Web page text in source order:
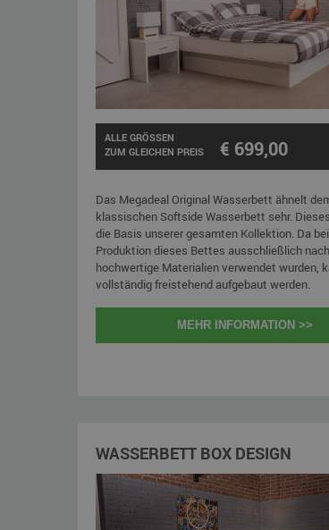
ALLE GRÖSSEN
ZUM GLEICHEN PREIS
€ 699,00
Das Megadeal Original Wasserbett ähnelt
klassischen Softside Wasserbett sehr.
die Basis unserer gesamten Kollektion. Da
Produktion dieses Bettes ausschließlich
hochwertige Materialien verwendet wurden,
vollständig freistehend aufgebaut werden.
MEHR INFORMATION >>
WASSERBETT BOX DESIGN